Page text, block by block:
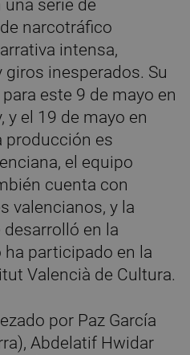
serie de
narcotráfico
intensa,
inesperados. Su
este 9 de mayo en
y el 19 de mayo en
producción es
el equipo
cuenta con
valencianos, y la
en la
participado en la
Valencià de Cultura.
por Paz García
Abdelatif Hwidar